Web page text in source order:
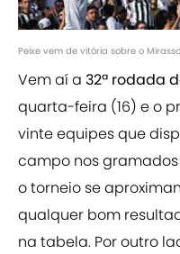
Peixe vem de vitória sobre o
Vem aí a 32ª rodada
quarta-feira (16) e o
vinte equipes que
campo nos
o torneio se
qualquer bom
na tabela. Por outro